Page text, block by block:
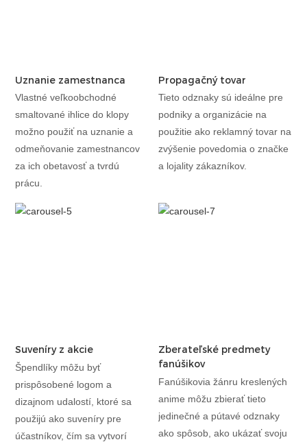
Uznanie zamestnanca
Vlastné veľkoobchodné
smaltované ihlice do klopy
možno použiť na uznanie a
odmeňovanie zamestnancov
za ich obetavosť a tvrdú
prácu.
Propagačný tovar
Tieto odznaky sú ideálne pre
podniky a organizácie na
použitie ako reklamný tovar na
zvýšenie povedomia o značke
a lojality zákazníkov.
Suveníry z akcie
Špendlíky môžu byť
prispôsobené logom a
dizajnom udalostí, ktoré sa
použijú ako suveníry pre
účastníkov, čím sa vytvorí
Zberateľské predmety
fanúšikov
Fanúšikovia žánru kreslených
anime môžu zbierať tieto
jedinečné a pútavé odznaky
ako spôsob, ako ukázať svoju